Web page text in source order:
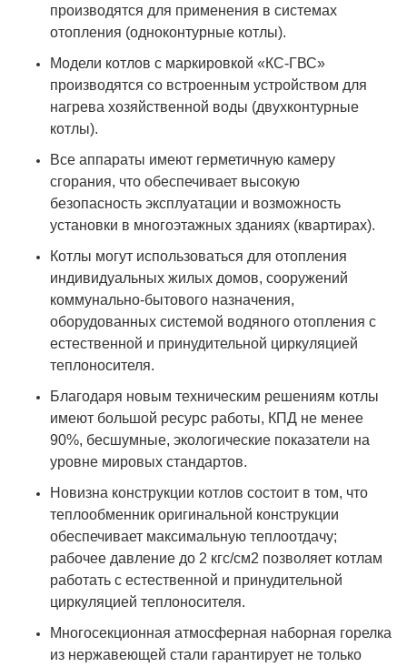
производятся для применения в системах
отопления (одноконтурные котлы).
Модели котлов с маркировкой «КС-ГВС»
производятся со встроенным устройством для
нагрева хозяйственной воды (двухконтурные
котлы).
Все аппараты имеют герметичную камеру
сгорания, что обеспечивает высокую
безопасность эксплуатации и возможность
установки в многоэтажных зданиях (квартирах).
Котлы могут использоваться для отопления
индивидуальных жилых домов, сооружений
коммунально-бытового назначения,
оборудованных системой водяного отопления с
естественной и принудительной циркуляцией
теплоносителя.
Благодаря новым техническим решениям котлы
имеют большой ресурс работы, КПД не менее
90%, бесшумные, экологические показатели на
уровне мировых стандартов.
Новизна конструкции котлов состоит в том, что
теплообменник оригинальной конструкции
обеспечивает максимальную теплоотдачу;
рабочее давление до 2 кгс/см2 позволяет котлам
работать с естественной и принудительной
циркуляцией теплоносителя.
Многосекционная атмосферная наборная горелка
из нержавеющей стали гарантирует не только